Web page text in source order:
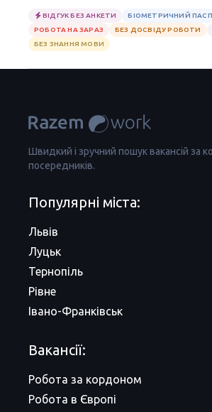
ВІДГУК БЕЗ АНКЕТИ
БІОМЕТРИЧНИЙ
РОБОТА НА ЗАРАЗ
БЕЗ ДОСВІДУ РОБОТИ
БЕЗ ЗНАННЯ МОВИ
Швидкий і зручний пошук вакансій за
посередників.
Популярні міста:
Львів
Луцьк
Тернопіль
Рівне
Івано-Франківськ
Вакансії:
Робота за кордоном
Робота в Європі